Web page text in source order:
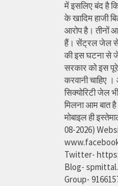
में इसलिए बंद है
के खादिम हाजी
आरोप है। तीनों
हैं। सेंट्रल जेल से
की इस घटना से
सरकार को इस
करवानी
सिक्योरिटी जेल
मिलना आम बात
मोबाइल ही
08-2026)
Twitter-
Blog-
Group-